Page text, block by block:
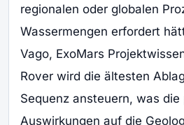
regionalen oder globalen
Wassermengen erfordert
Vago, ExoMars
Rover wird die ältesten
Sequenz ansteuern, was die
Auswirkungen auf die